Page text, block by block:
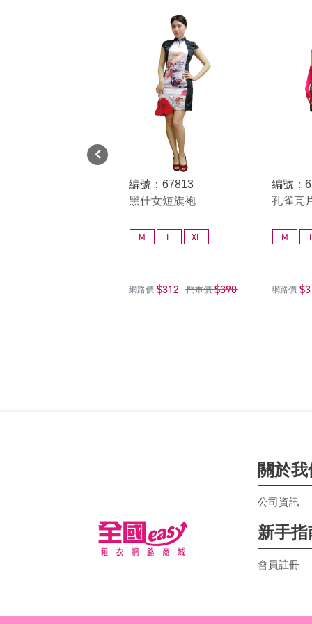
編號：67813
黑仕女短旗袍
M L XL
網路價 $312 門市價 $390
編號：
孔雀亮
M
網路價
關於我
公司資訊
新手指
會員註冊